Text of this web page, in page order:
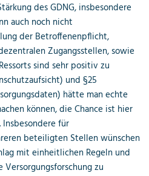
des GDNG, insbesondere
auch noch nicht
der Betroffenenpflicht,
Zugangsstellen, sowie
sind sehr positiv zu
und §25
hätte man echte
können, die Chance ist hier
für
beteiligten Stellen wünschen
mit einheitlichen Regeln und
zu